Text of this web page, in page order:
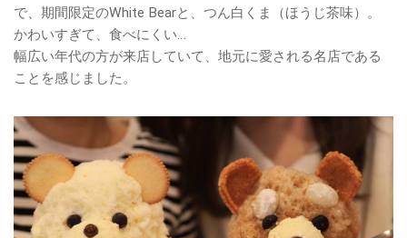
で、期間限定のWhite Bearと、つん白くま（ほうじ茶味）。
かわいすぎて、食べにくい…
幅広い年代の方が来店していて、地元に愛される名店である
ことを感じました。